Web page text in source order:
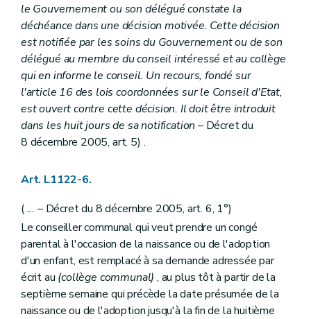
Art. L1332-7
Art. L1332-8
Art. L1332-9
Art. L1332-10
Art. L1332-11
Art. L1332-12
Art. L1332-13
Art. L1332-14
Art. L1332-15
Art. L1332-16
Art. L1332-17
Art. L1332-20
Art. L1332-22
Art. L1332-23
Art. L1332-24
Art. L1332-25
Art. L1332-26
Art. L1332-27
Art. L1332-28
Art. L1332-29
Art. L1332-30
le Gouvernement ou son délégué constate la
déchéance dans une décision motivée. Cette décision
est notifiée par les soins du Gouvernement ou de son
délégué au membre du conseil intéressé et au collège
qui en informe le conseil. Un recours, fondé sur
l'article 16 des lois coordonnées sur le Conseil d'Etat,
est ouvert contre cette décision. Il doit être introduit
dans les huit jours de sa notification – Décret du
8 décembre 2005, art. 5) .
Art. L1122-6.
(... – Décret du 8 décembre 2005, art. 6, 1°)
Le conseiller communal qui veut prendre un congé
parental à l'occasion de la naissance ou de l'adoption
d'un enfant, est remplacé à sa demande adressée par
écrit au (collège communal) , au plus tôt à partir de la
septième semaine qui précède la date présumée de la
naissance ou de l'adoption jusqu'à la fin de la huitième